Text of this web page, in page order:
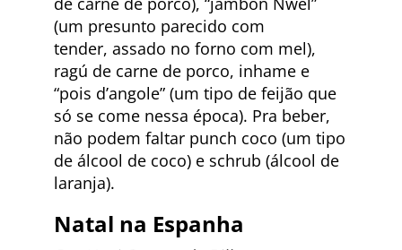
(um presunto parecido com
tender, assado no forno com mel),
ragú de carne de porco, inhame e
“pois d’angole” (um tipo de feijão que
só se come nessa época). Pra beber,
não podem faltar punch coco (um tipo
de álcool de coco) e schrub (álcool de
laranja).
Natal na Espanha